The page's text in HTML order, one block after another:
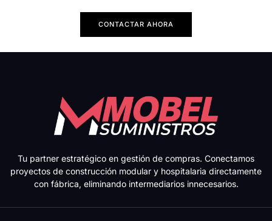
CONTACTAR AHORA
Tu partner estratégico en gestión de compras. Conectamos
proyectos de construcción modular y hospitalaria directamente
con fábrica, eliminando intermediarios innecesarios.